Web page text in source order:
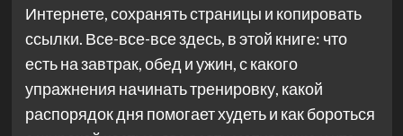
Интернете, сохранять страницы и копировать
ссылки. Все-все-все здесь, в этой книге: что
есть на завтрак, обед и ужин, с какого
упражнения начинать тренировку, какой
распорядок дня помогает худеть и как бороться